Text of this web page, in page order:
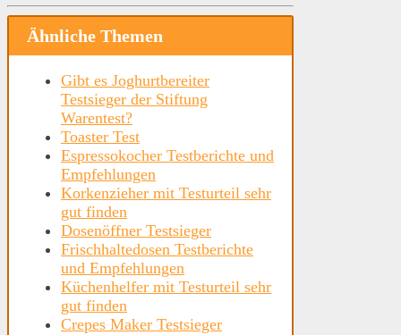
Ähnliche Themen
Gibt es Joghurtbereiter
Testsieger der Stiftung
Warentest?
Toaster Test
Espressokocher Testberichte und
Empfehlungen
Korkenzieher mit Testurteil sehr
gut finden
Dosenöffner Testsieger
Frischhaltedosen Testberichte
und Empfehlungen
Küchenhelfer mit Testurteil sehr
gut finden
Crepes Maker Testsieger